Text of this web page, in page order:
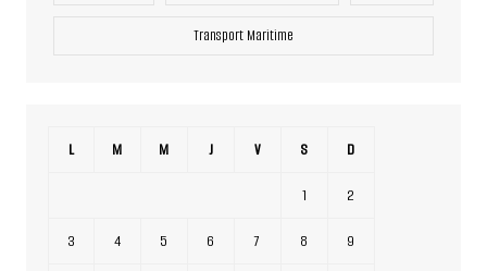
Transport Maritime
L M M J V S D
1 2
3 4 5 6 7 8 9